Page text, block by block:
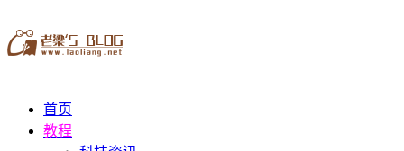
首页
教程